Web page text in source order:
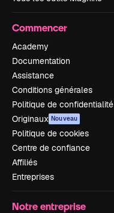
Commencer
Academy
Documentation
Assistance
Conditions générales
Politique de confidentialité
Originaux Nouveau
Politique de cookies
Centre de confiance
Affiliés
Entreprises
Notre entreprise